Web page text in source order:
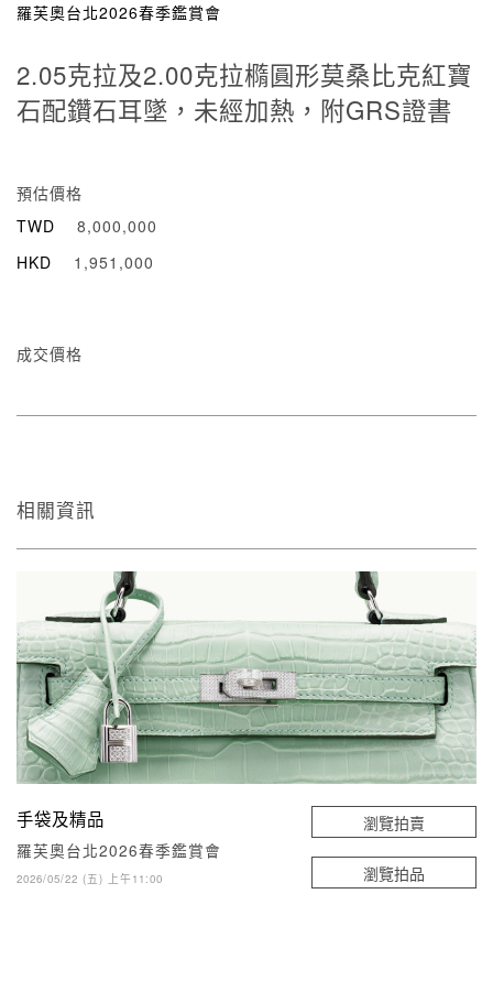
羅芙奧台北2026春季鑑賞會
2.05克拉及2.00克拉橢圓形莫桑比克紅寶
石配鑽石耳墜，未經加熱，附GRS證書
預估價格
TWD
8,000,000
HKD
1,951,000
成交價格
相關資訊
手袋及精品
羅芙奧台北2026春季鑑賞會
2026/05/22 (五) 上午11:00
瀏覽拍賣
瀏覽拍品